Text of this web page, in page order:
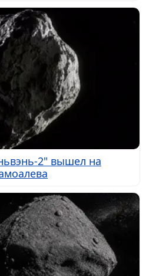
2" вышел на